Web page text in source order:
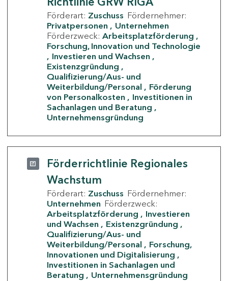
Förderart: Zuschuss Fördernehmer:
Privatpersonen
Unternehmen
Förderzweck: Arbeitsplatzförderung
Forschung, Innovation und Technologie
Investieren und Wachsen
Existenzgründung
Qualifizierung/Aus- und
Weiterbildung/Personal
Förderung
von Personalkosten
Investitionen in
Sachanlagen und Beratung
Unternehmensgründung
Förderrichtlinie Regionales
Wachstum
Förderart: Zuschuss Fördernehmer:
Unternehmen Förderzweck:
Arbeitsplatzförderung
Investieren
und Wachsen
Existenzgründung
Qualifizierung/Aus- und
Weiterbildung/Personal
Forschung,
Innovationen und Digitalisierung
Investitionen in Sachanlagen und
Beratung
Unternehmensgründung